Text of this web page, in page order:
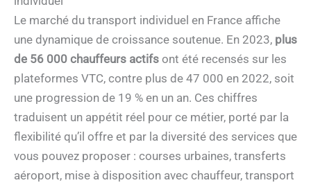
Le marché du transport individuel en France affiche
une dynamique de croissance soutenue. En 2023, plus
de 56 000 chauffeurs actifs ont été recensés sur les
plateformes VTC, contre plus de 47 000 en 2022, soit
une progression de 19 % en un an. Ces chiffres
traduisent un appétit réel pour ce métier, porté par la
flexibilité qu’il offre et par la diversité des services que
vous pouvez proposer : courses urbaines, transferts
aéroport, mise à disposition avec chauffeur, transport